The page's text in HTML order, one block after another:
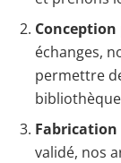
Conception
échanges,
permettre
validé, nos